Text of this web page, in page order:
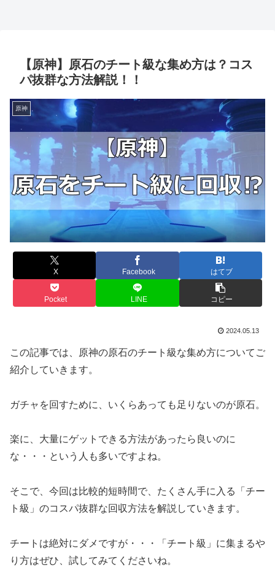
【原神】原石のチート級な集め方は？コス
パ抜群な方法解説！！
原神
X Facebook はてブ
Pocket LINE コピー
2024.05.13
この記事では、原神の原石のチート級な集め方についてご
紹介していきます。
ガチャを回すために、いくらあっても足りないのが原石。
楽に、大量にゲットできる方法があったら良いのに
な・・・という人も多いですよね。
そこで、今回は比較的短時間で、たくさん手に入る「チー
ト級」のコスパ抜群な回収方法を解説していきます。
チートは絶対にダメですが・・・「チート級」に集まるや
り方はぜひ、試してみてくださいね。